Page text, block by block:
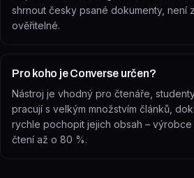
shrnout česky psané dokumenty, není
ověřitelné.
Pro koho je Converse určen?
Nástroj je vhodný pro čtenáře,
pracují s velkým množstvím článků,
rychle pochopit jejich obsah –
čtení až o 80 %.